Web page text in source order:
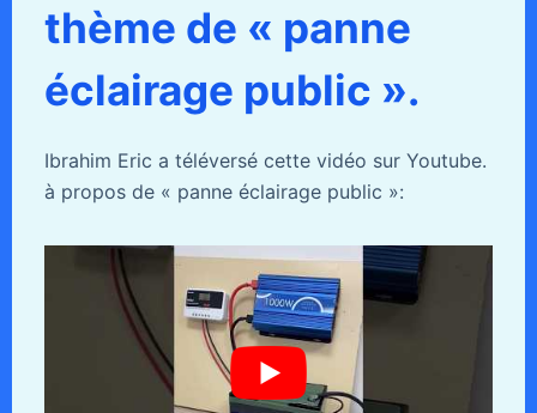
thème de « panne
éclairage public ».
Ibrahim Eric a téléversé cette vidéo sur Youtube.
à propos de « panne éclairage public »: